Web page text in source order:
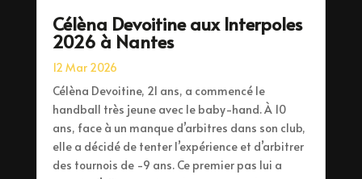
Célèna Devoitine aux Interpoles
2026 à Nantes
12 Mar 2026
Célèna Devoitine, 21 ans, a commencé le
handball très jeune avec le baby-hand. À 10
ans, face à un manque d’arbitres dans son club,
elle a décidé de tenter l’expérience et d’arbitrer
des tournois de -9 ans. Ce premier pas lui a